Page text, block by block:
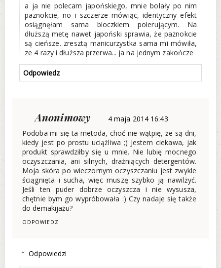
a ja nie polecam japońskiego, mnie bolały po nim
paznokcie, no i szczerze mówiąc, identyczny efekt
osiągnęłam sama bloczkiem polerującym. Na
dłuższą metę nawet japoński sprawia, że paznokcie
są cieńsze. zresztą manicurzystka sama mi mówiła,
ze 4 razy i dłuższa przerwa... ja na jednym zakończe
Odpowiedz
Anonimowy
4 maja 2014 16:43
Podoba mi się ta metoda, choć nie wątpię, że są dni,
kiedy jest po prostu uciążliwa ;) Jestem ciekawa, jak
produkt sprawdziłby się u mnie. Nie lubię mocnego
oczyszczania, ani silnych, drażniących detergentów.
Moja skóra po wieczornym oczyszczaniu jest zwykle
ściągnięta i sucha, więc muszę szybko ją nawilżyć.
Jeśli ten puder dobrze oczyszcza i nie wysusza,
chętnie bym go wypróbowała :) Czy nadaje się także
do demakijażu?
ODPOWIEDZ
Odpowiedzi